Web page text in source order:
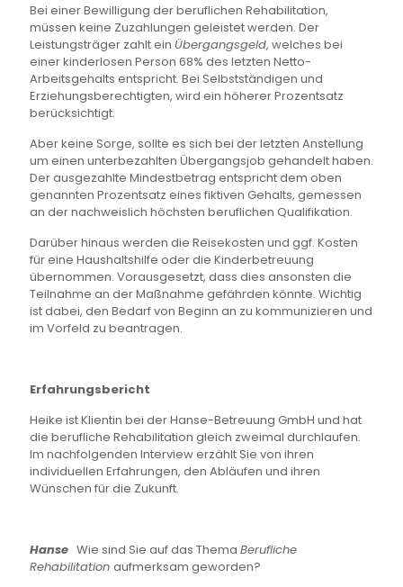
Bei einer Bewilligung der beruflichen Rehabilitation,
müssen keine Zuzahlungen geleistet werden. Der
Leistungsträger zahlt ein Übergangsgeld, welches bei
einer kinderlosen Person 68% des letzten Netto-
Arbeitsgehalts entspricht. Bei Selbstständigen und
Erziehungsberechtigten, wird ein höherer Prozentsatz
berücksichtigt.
Aber keine Sorge, sollte es sich bei der letzten Anstellung
um einen unterbezahlten Übergangsjob gehandelt haben.
Der ausgezahlte Mindestbetrag entspricht dem oben
genannten Prozentsatz eines fiktiven Gehalts, gemessen
an der nachweislich höchsten beruflichen Qualifikation.
Darüber hinaus werden die Reisekosten und ggf. Kosten
für eine Haushaltshilfe oder die Kinderbetreuung
übernommen. Vorausgesetzt, dass dies ansonsten die
Teilnahme an der Maßnahme gefährden könnte. Wichtig
ist dabei, den Bedarf von Beginn an zu kommunizieren und
im Vorfeld zu beantragen.
Erfahrungsbericht
Heike ist Klientin bei der Hanse-Betreuung GmbH und hat
die berufliche Rehabilitation gleich zweimal durchlaufen.
Im nachfolgenden Interview erzählt Sie von ihren
individuellen Erfahrungen, den Abläufen und ihren
Wünschen für die Zukunft.
Hanse Wie sind Sie auf das Thema Berufliche
Rehabilitation aufmerksam geworden?